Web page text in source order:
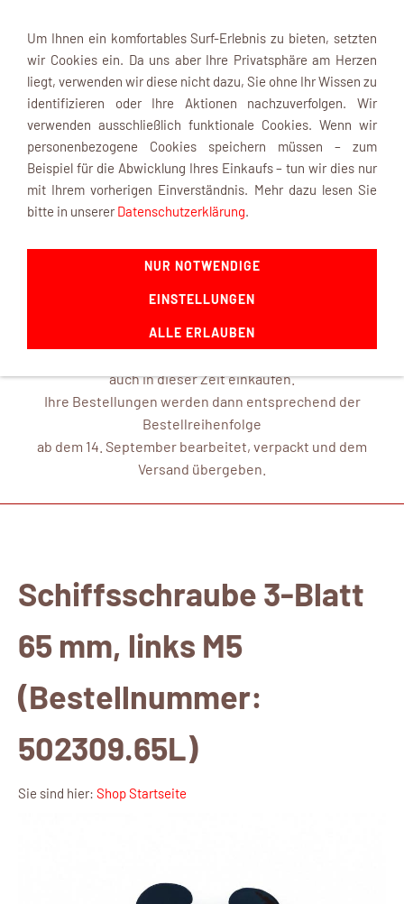
Navigation einblenden
INFOBOX
mk-modelltechnik macht Urlaub ...
ab dem 22. August 2026 und ist mit frischen Ideen ab dem
14. September 2026 wieder für Sie da.
auch in dieser Zeit einkaufen.
Ihre Bestellungen werden dann entsprechend der
Bestellreihenfolge
ab dem 14. September bearbeitet, verpackt und dem
Versand übergeben.
Schiffsschraube 3-Blatt
65 mm, links M5
(Bestellnummer:
502309.65L)
Sie sind hier: Shop Startseite
Um Ihnen ein komfortables Surf-Erlebnis zu bieten, setzten
wir Cookies ein. Da uns aber Ihre Privatsphäre am Herzen
liegt, verwenden wir diese nicht dazu, Sie ohne Ihr Wissen zu
identifizieren oder Ihre Aktionen nachzuverfolgen. Wir
verwenden ausschließlich funktionale Cookies. Wenn wir
personenbezogene Cookies speichern müssen – zum
Beispiel für die Abwicklung Ihres Einkaufs – tun wir dies nur
mit Ihrem vorherigen Einverständnis. Mehr dazu lesen Sie
bitte in unserer Datenschutzerklärung.
NUR NOTWENDIGE
EINSTELLUNGEN
ALLE ERLAUBEN